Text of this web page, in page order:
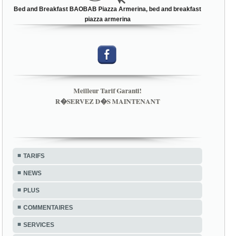
Bed and Breakfast BAOBAB Piazza Armerina, bed and breakfast
piazza armerina
Meilleur Tarif Garanti!
R�SERVEZ D�S MAINTENANT
TARIFS
NEWS
PLUS
COMMENTAIRES
SERVICES